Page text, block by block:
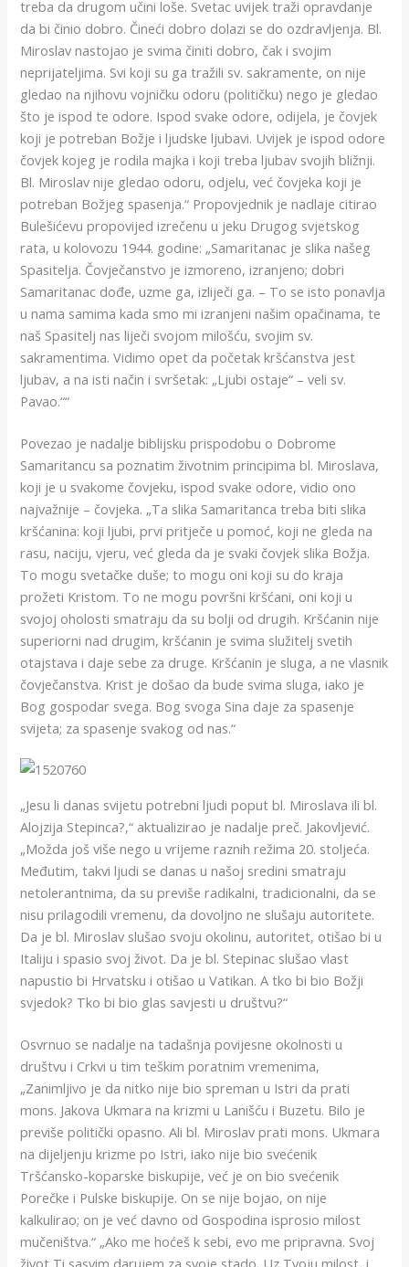
treba da drugom učini loše. Svetac uvijek traži opravdanje
da bi činio dobro. Čineći dobro dolazi se do ozdravljenja. Bl.
Miroslav nastojao je svima činiti dobro, čak i svojim
neprijateljima. Svi koji su ga tražili sv. sakramente, on nije
gledao na njihovu vojničku odoru (političku) nego je gledao
što je ispod te odore. Ispod svake odore, odijela, je čovjek
koji je potreban Božje i ljudske ljubavi. Uvijek je ispod odore
čovjek kojeg je rodila majka i koji treba ljubav svojih bližnji.
Bl. Miroslav nije gledao odoru, odjelu, već čovjeka koji je
potreban Božjeg spasenja.“ Propovjednik je nadlaje citirao
Bulešićevu propovijed izrečenu u jeku Drugog svjetskog
rata, u kolovozu 1944. godine: „Samaritanac je slika našeg
Spasitelja. Čovječanstvo je izmoreno, izranjeno; dobri
Samaritanac dođe, uzme ga, izliječi ga. – To se isto ponavlja
u nama samima kada smo mi izranjeni našim opačinama, te
naš Spasitelj nas liječi svojom milošću, svojim sv.
sakramentima. Vidimo opet da početak kršćanstva jest
ljubav, a na isti način i svršetak: „Ljubi ostaje“ – veli sv.
Pavao.““
Povezao je nadalje biblijsku prispodobu o Dobrome
Samaritancu sa poznatim životnim principima bl. Miroslava,
koji je u svakome čovjeku, ispod svake odore, vidio ono
najvažnije – čovjeka. „Ta slika Samaritanca treba biti slika
kršćanina: koji ljubi, prvi pritječe u pomoć, koji ne gleda na
rasu, naciju, vjeru, već gleda da je svaki čovjek slika Božja.
To mogu svetačke duše; to mogu oni koji su do kraja
prožeti Kristom. To ne mogu površni kršćani, oni koji u
svojoj oholosti smatraju da su bolji od drugih. Kršćanin nije
superiorni nad drugim, kršćanin je svima služitelj svetih
otajstava i daje sebe za druge. Kršćanin je sluga, a ne vlasnik
čovječanstva. Krist je došao da bude svima sluga, iako je
Bog gospodar svega. Bog svoga Sina daje za spasenje
svijeta; za spasenje svakog od nas.“
„Jesu li danas svijetu potrebni ljudi poput bl. Miroslava ili bl.
Alojzija Stepinca?,“ aktualizirao je nadalje preč. Jakovljević.
„Možda još više nego u vrijeme raznih režima 20. stoljeća.
Međutim, takvi ljudi se danas u našoj sredini smatraju
netolerantnima, da su previše radikalni, tradicionalni, da se
nisu prilagodili vremenu, da dovoljno ne slušaju autoritete.
Da je bl. Miroslav slušao svoju okolinu, autoritet, otišao bi u
Italiju i spasio svoj život. Da je bl. Stepinac slušao vlast
napustio bi Hrvatsku i otišao u Vatikan. A tko bi bio Božji
svjedok? Tko bi bio glas savjesti u društvu?“
Osvrnuo se nadalje na tadašnja povijesne okolnosti u
društvu i Crkvi u tim teškim poratnim vremenima,
„Zanimljivo je da nitko nije bio spreman u Istri da prati
mons. Jakova Ukmara na krizmi u Lanišću i Buzetu. Bilo je
previše politički opasno. Ali bl. Miroslav prati mons. Ukmara
na dijeljenju krizme po Istri, iako nije bio svećenik
Tršćansko-koparske biskupije, već je on bio svećenik
Porečke i Pulske biskupije. On se nije bojao, on nije
kalkulirao; on je već davno od Gospodina isprosio milost
mučeništva.“ „Ako me hoćeš k sebi, evo me pripravna. Svoj
život Ti sasvim darujem za svoje stado. Uz Tvoju milost, i